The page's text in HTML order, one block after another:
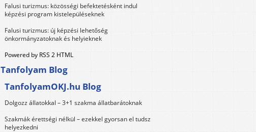
Falusi turizmus: közösségi befektetésként indul
képzési program kistelepüléseknek
Falusi turizmus: új képzési lehetőség
önkormányzatoknak és helyieknek
Powered by RSS 2 HTML
Tanfolyam Blog
TanfolyamOKJ.hu Blog
Dolgozz állatokkal – 3+1 szakma állatbarátoknak
Szakmák érettségi nélkül – ezekkel gyorsan el tudsz
helyezkedni